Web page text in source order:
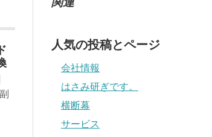
人気の投稿とページ
会社情報
はさみ研ぎです。
横断幕
サービス